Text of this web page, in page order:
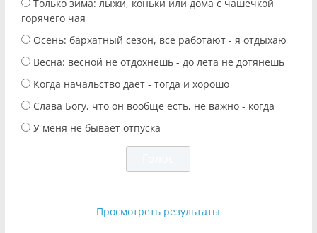
Только зима: лыжи, коньки или дома с чашечкой
горячего чая
Осень: бархатный сезон, все работают - я отдыхаю
Весна: весной не отдохнешь - до лета не дотянешь
Когда начальство дает - тогда и хорошо
Слава Богу, что он вообще есть, не важно - когда
У меня не бывает отпуска
Просмотреть результаты